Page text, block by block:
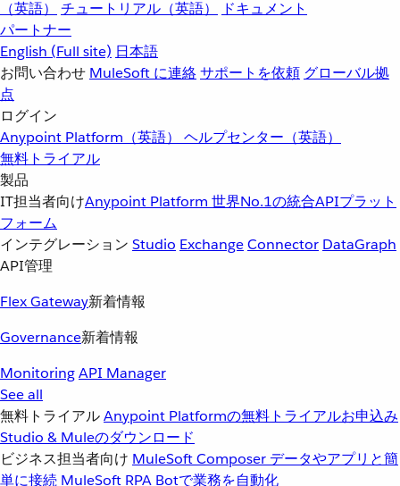
（英語）
チュートリアル（英語）
ドキュメント
パートナー
English (Full site) 日本語
お問い合わせ MuleSoft に連絡サポートを依頼 グローバル拠
点
ログイン
Anypoint Platform（英語） ヘルプセンター（英語）
無料トライアル
製品
IT担当者向けAnypoint Platform 世界No.1の統合APIプラット
フォーム
インテグレーション Studio ExchangeConnector DataGraph
API管理
Flex Gateway新着情報
Governance新着情報
MonitoringAPI Manager
See all
無料トライアルAnypoint Platformの無料トライアルお申込み
Studio & Muleのダウンロード
ビジネス担当者向け MuleSoft Composer データやアプリと簡
単に接続 MuleSoft RPA Botで業務を自動化